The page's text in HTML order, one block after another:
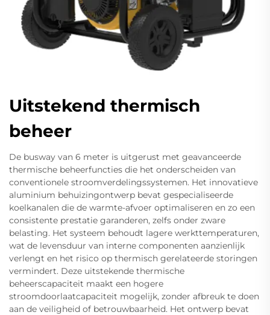
Uitstekend thermisch
beheer
De busway van 6 meter is uitgerust met geavanceerde
thermische beheerfuncties die het onderscheiden van
conventionele stroomverdelingssystemen. Het innovatieve
aluminium behuizingontwerp bevat gespecialiseerde
koelkanalen die de warmte-afvoer optimaliseren en zo een
consistente prestatie garanderen, zelfs onder zware
belasting. Het systeem behoudt lagere werkttemperaturen,
wat de levensduur van interne componenten aanzienlijk
verlengt en het risico op thermisch gerelateerde storingen
vermindert. Deze uitstekende thermische
beheerscapaciteit maakt een hogere
stroomdoorlaatcapaciteit mogelijk, zonder afbreuk te doen
aan de veiligheid of betrouwbaarheid. Het ontwerp bevat